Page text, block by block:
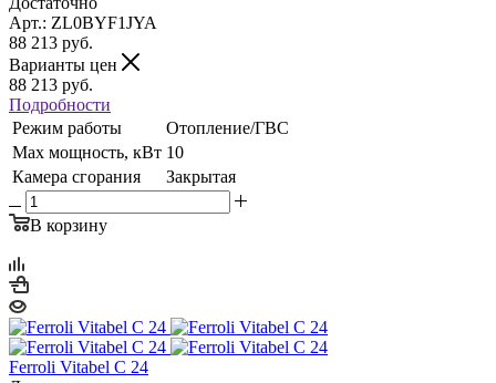
Арт.: ZL0BYF1JYA
88 213 руб.
Варианты цен
88 213 руб.
Подробности
Режим работы
Отопление/ГВС
Max мощность, кВт 10
Камера сгорания
Закрытая
В корзину
Ferroli Vitabel C 24